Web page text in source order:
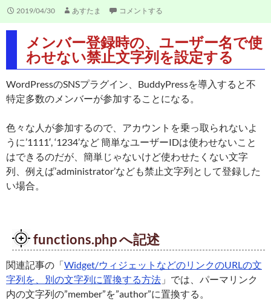
2019/04/30 あすたま コメントする
メンバー登録時の、ユーザー名で使
わせない禁止文字列を設定する
WordPressのSNSプラグイン、BuddyPressを導入すると不
特定多数のメンバーが参加することになる。
色々な人が参加するので、アカウントを乗っ取られないよ
うに’1111′, ‘1234’など 簡単なユーザーIDは使わせないこと
はできるのだが、簡単じゃないけど使わせたくない文字
列、例えば’administrator’なども禁止文字列として登録した
い場合。
functions.php へ記述
関連記事の「Widget/ウィジェットなどのリンクのURLの文
字列を、別の文字列に置換する方法 」では、パーマリンク
内の文字列の”member”を”author”に置換する。